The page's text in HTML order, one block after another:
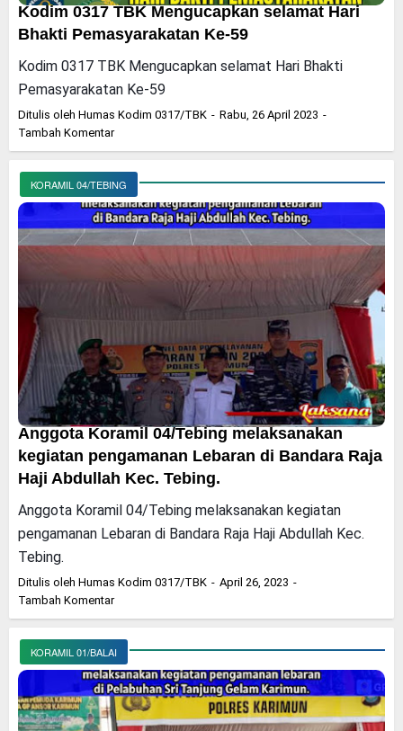
Kodim 0317 TBK Mengucapkan selamat Hari
Bhakti Pemasyarakatan Ke-59
Kodim 0317 TBK Mengucapkan selamat Hari Bhakti
Pemasyarakatan Ke-59
Ditulis oleh Humas Kodim 0317/TBK
Rabu, 26 April 2023
Tambah Komentar
KORAMIL 04/TEBING
Anggota Koramil 04/Tebing melaksanakan
kegiatan pengamanan Lebaran di Bandara Raja
Haji Abdullah Kec. Tebing.
Anggota Koramil 04/Tebing melaksanakan kegiatan
pengamanan Lebaran di Bandara Raja Haji Abdullah Kec.
Tebing.
Ditulis oleh Humas Kodim 0317/TBK
April 26, 2023
Tambah Komentar
KORAMIL 01/BALAI